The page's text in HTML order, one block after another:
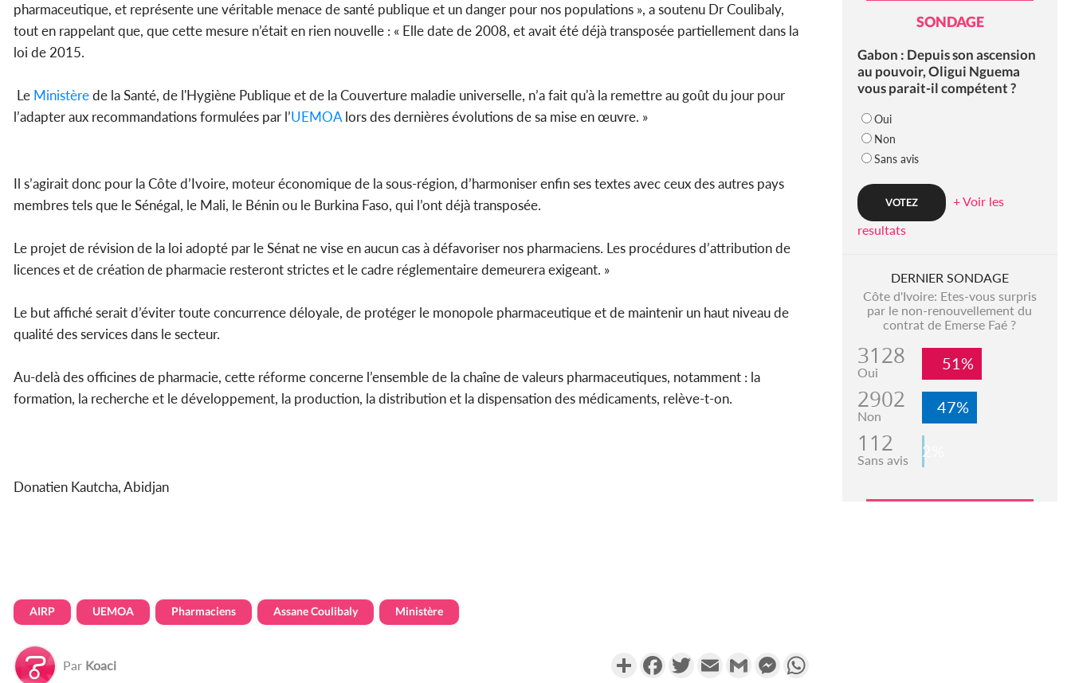
pharmaceutique, et représente une véritable menace de santé publique et un danger pour nos populations », a soutenu Dr Coulibaly,
tout en rappelant que, que cette mesure n’était en rien nouvelle : « Elle date de 2008, et avait été déjà transposée partiellement dans la
loi de 2015.
Le Ministèrede la Santé, de l'Hygiène Publique et de la Couverture maladie universelle, n’a fait qu'à la remettre au goût du jour pour
l’adapter aux recommandations formulées par l’UEMOAlors des dernières évolutions de sa mise en œuvre. »
Il s’agirait donc pour la Côte d’Ivoire, moteur économique de la sous-région, d’harmoniser enfin ses textes avec ceux des autres pays
membres tels que le Sénégal, le Mali, le Bénin ou le Burkina Faso, qui l’ont déjà transposée.
Le projet de révision de la loi adopté par le Sénat ne vise en aucun cas à défavoriser nos pharmaciens. Les procédures d’attribution de
licences et de création de pharmacie resteront strictes et le cadre réglementaire demeurera exigeant. »
Le but affiché serait d’éviter toute concurrence déloyale, de protéger le monopole pharmaceutique et de maintenir un haut niveau de
qualité des services dans le secteur.
Au-delà des officines de pharmacie, cette réforme concerne l’ensemble de la chaîne de valeurs pharmaceutiques, notamment : la
formation, la recherche et le développement, la production, la distribution et la dispensation des médicaments, relève-t-on.
Donatien Kautcha, Abidjan
AIRP UEMOA Pharmaciens Assane Coulibaly Ministère
Par Koaci PartagerFacebookTwitterEmail Gmail Messenger
SONDAGE
Gabon : Depuis son ascension
au pouvoir, Oligui Nguema
vous parait-il compétent ?
Oui
Non
Sans avis
+ Voir les
resultats
DERNIER SONDAGE
Côte d'Ivoire: Etes-vous surpris
par le non-renouvellement du
contrat de Emerse Faé ?
3128
Oui 51%
2902
Non 47%
112
Sans avis 2%